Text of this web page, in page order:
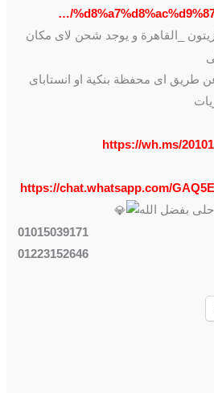
…/
_القاهرة و يوجد شحن لاى مكان
طريق اى محفظة بنكية او انستاباى
https://wh.ms/
https://chat.whatsapp.com/
بفضل الله
01015039171
01223152646